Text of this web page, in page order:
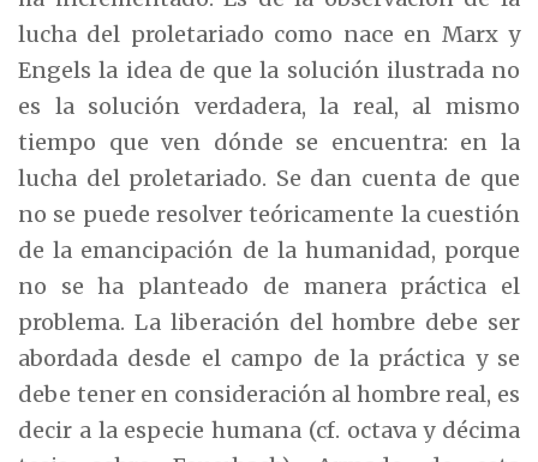
lucha del proletariado como nace en Marx y
Engels la idea de que la solución ilustrada no
es la solución verdadera, la real, al mismo
tiempo que ven dónde se encuentra: en la
lucha del proletariado. Se dan cuenta de que
no se puede resolver teóricamente la cuestión
de la emancipación de la humanidad, porque
no se ha planteado de manera práctica el
problema. La liberación del hombre debe ser
abordada desde el campo de la práctica y se
debe tener en consideración al hombre real, es
decir a la especie humana (cf. octava y décima